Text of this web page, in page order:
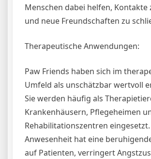
Menschen dabei helfen, Kontakte
und neue Freundschaften zu
Therapeutische Anwendungen:
Paw Friends haben sich im
Umfeld als unschätzbar wertvoll
Sie werden häufig als
Krankenhäusern, Pflegeheimen
Rehabilitationszentren
Anwesenheit hat eine
auf Patienten, verringert